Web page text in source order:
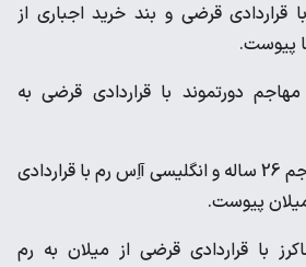
قرضی و بند خرید اجباری از
پیوست.
دورتموند با قراردادی قرضی به
رسمی؛ تامی آبراهام مهاجم 26 ساله و انگلیسی آاِس رم با قراردادی
پیوست.
با قراردادی قرضی از میلان به رم